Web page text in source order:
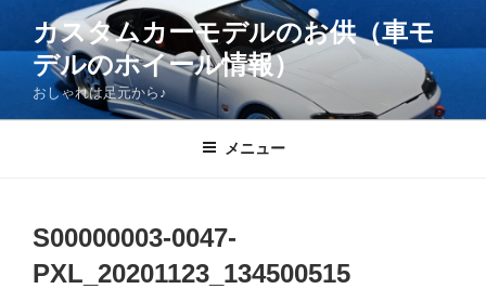
ツ
カスタムカーモデルのお供（車モ
デルのホイール情報）
おしゃれは足元から♪
メニュー
S00000003-0047-
PXL_20201123_134500515